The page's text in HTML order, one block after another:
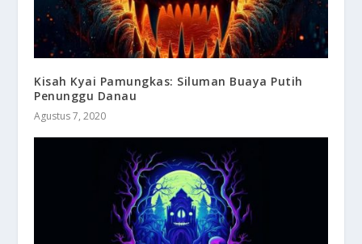
Kisah Kyai Pamungkas: Siluman Buaya Putih
Penunggu Danau
Agustus 7, 2020